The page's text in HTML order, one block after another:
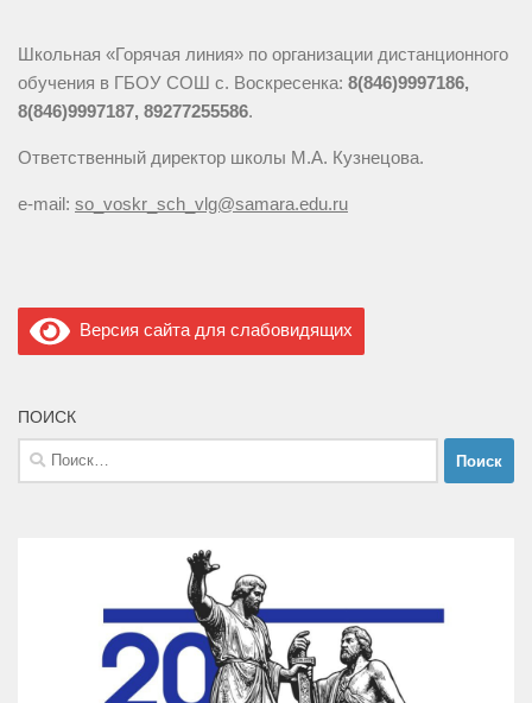
Школьная «Горячая линия» по организации дистанционного
обучения в ГБОУ СОШ с. Воскресенка: 8(846)9997186,
8(846)9997187, 89277255586.
Ответственный директор школы М.А. Кузнецова.
e-mail: so_voskr_sch_vlg@samara.edu.ru
Версия сайта для слабовидящих
ПОИСК
Найти: